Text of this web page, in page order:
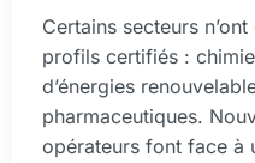
Certains secteurs
profils certifiés :
d’énergies
pharmaceutiques.
opérateurs font face à